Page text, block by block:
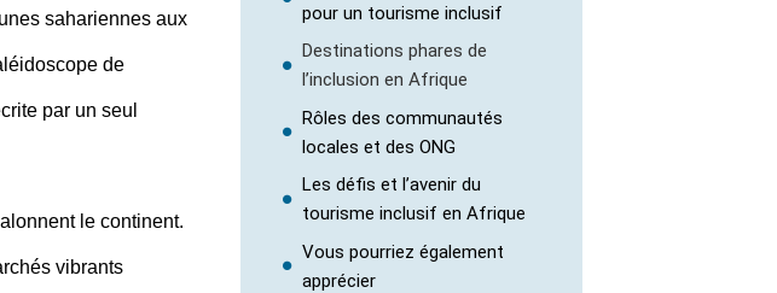
sahariennes aux
de
par un seul
le continent.
vibrants
pour un tourisme inclusif
Destinations phares de
l’inclusion en Afrique
Rôles des communautés
locales et des ONG
Les défis et l’avenir du
tourisme inclusif en Afrique
Vous pourriez également
apprécier